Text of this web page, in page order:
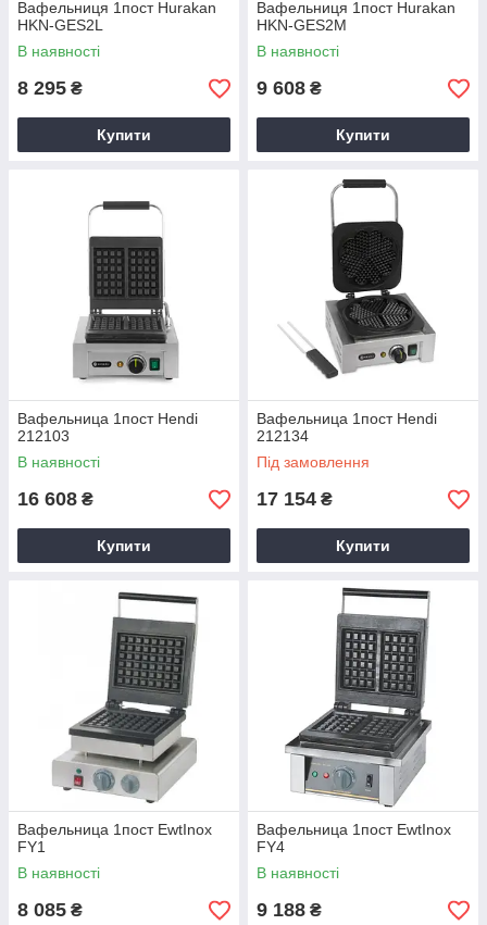
Вафельниця 1пост Hurakan
HKN-GES2L
В наявності
8 295 ₴
Купити
Вафельниця 1пост Hurakan
HKN-GES2M
В наявності
9 608 ₴
Купити
Вафельница 1пост Hendi
212103
В наявності
16 608 ₴
Купити
Вафельница 1пост Hendi
212134
Під замовлення
17 154 ₴
Купити
Вафельница 1пост EwtInox
FY1
В наявності
8 085 ₴
Вафельница 1пост EwtInox
FY4
В наявності
9 188 ₴